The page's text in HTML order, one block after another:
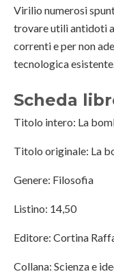
Virilio numerosi
trovare utili antidoti
correnti e per non
tecnologica
Scheda
Titolo intero: La
Titolo originale: La
Genere: Filosofia
Listino: 14,50
Editore: Cortina
Collana: Scienza e